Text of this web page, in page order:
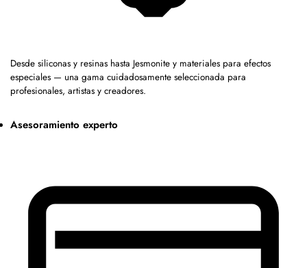
Desde siliconas y resinas hasta Jesmonite y materiales para efectos
especiales — una gama cuidadosamente seleccionada para
profesionales, artistas y creadores.
Asesoramiento experto